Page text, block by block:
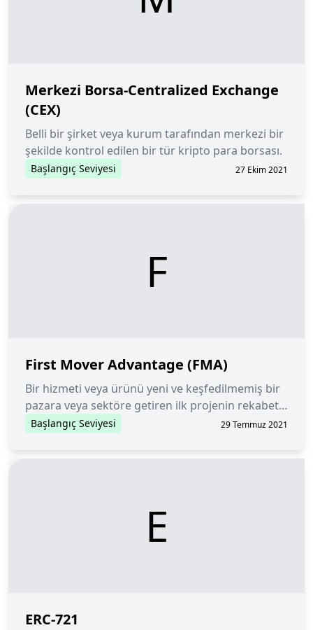
Merkezi Borsa-Centralized Exchange
(CEX)
Belli bir şirket veya kurum tarafından merkezi bir
şekilde kontrol edilen bir tür kripto para borsası.
Başlangıç Seviyesi 27 Ekim 2021
F
First Mover Advantage (FMA)
Bir hizmeti veya ürünü yeni ve keşfedilmemiş bir
pazara veya sektöre getiren ilk projenin rekabet
avantajı.
Başlangıç Seviyesi 29 Temmuz 2021
E
ERC-721